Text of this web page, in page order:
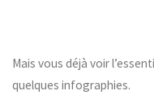
Mais vous déjà voir
quelques infographies.